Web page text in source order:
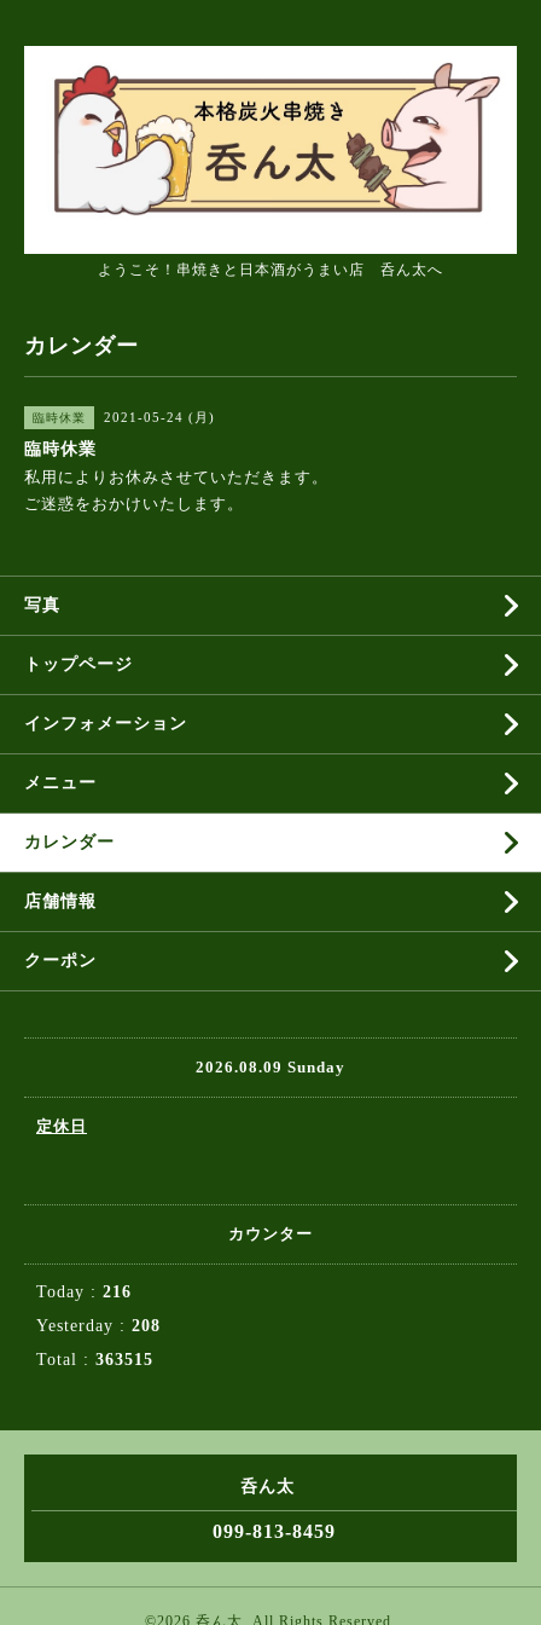
ようこそ！串焼きと日本酒がうまい店 呑ん太へ
カレンダー
臨時休業 2021-05-24 (月)
臨時休業
私用によりお休みさせていただきます。
ご迷惑をおかけいたします。
写真
トップページ
インフォメーション
メニュー
カレンダー
店舗情報
クーポン
2026.08.09 Sunday
定休日
カウンター
Today : 216
Yesterday : 208
Total : 363515
呑ん太
099-813-8459
©2026 呑ん太 . All Rights Reserved.